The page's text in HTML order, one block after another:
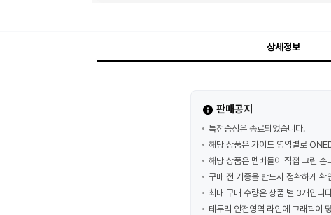
상세정보
판매공지
특전증정은 종료되었습니다.
해당 상품은 가이드 영역별로
해당 상품은 멤버들이 직접 그린
구매 전 기종을 반드시 정확하게 확
최대 구매 수량은 상품 별 3개입니
테두리 안전영역 라인에 그래픽이